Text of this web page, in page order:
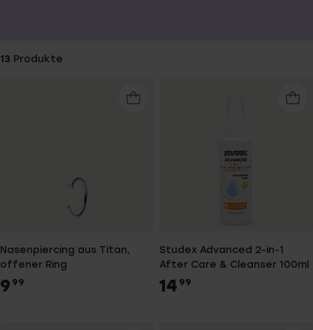
13 Produkte
Nasenpiercing aus Titan,
offener Ring
9 99
Studex Advanced 2-in-1
After Care & Cleanser 100ml
14 99